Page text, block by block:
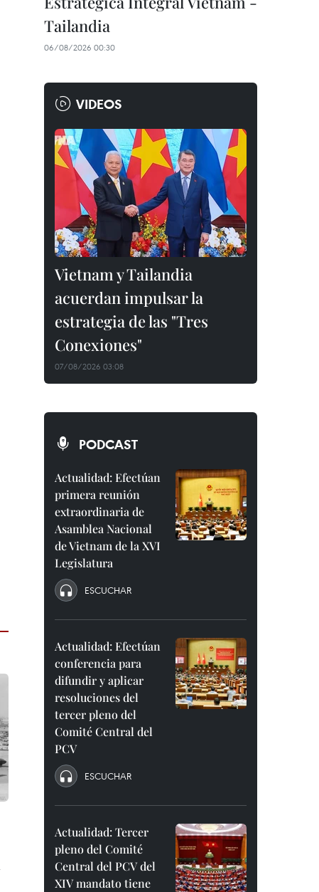
Tailandia
06/08/2026 00:30
VIDEOS
Vietnam y Tailandia
acuerdan impulsar la
estrategia de las "Tres
Conexiones"
07/08/2026 03:08
PODCAST
Actualidad: Efectúan
primera reunión
extraordinaria de
Asamblea Nacional
de Vietnam de la XVI
Legislatura
ESCUCHAR
Actualidad: Efectúan
conferencia para
difundir y aplicar
resoluciones del
tercer pleno del
Comité Central del
PCV
ESCUCHAR
Actualidad: Tercer
pleno del Comité
Central del PCV del
XIV mandato tiene